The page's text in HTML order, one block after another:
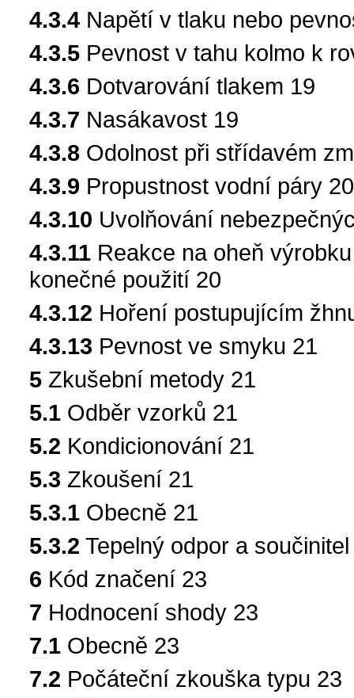
4.3.4 Napětí v tlaku nebo
4.3.5 Pevnost v tahu kolmo k
4.3.6 Dotvarování tlakem 19
4.3.7 Nasákavost 19
4.3.8 Odolnost při střídavém
4.3.9 Propustnost vodní páry 20
4.3.10 Uvolňování
4.3.11 Reakce na oheň
konečné použití 20
4.3.12 Hoření postupujícím
4.3.13 Pevnost ve smyku 21
5 Zkušební metody 21
5.1 Odběr vzorků 21
5.2 Kondicionování 21
5.3 Zkoušení 21
5.3.1 Obecně 21
5.3.2 Tepelný odpor a
6 Kód značení 23
7 Hodnocení shody 23
7.1 Obecně 23
7.2 Počáteční zkouška typu 23